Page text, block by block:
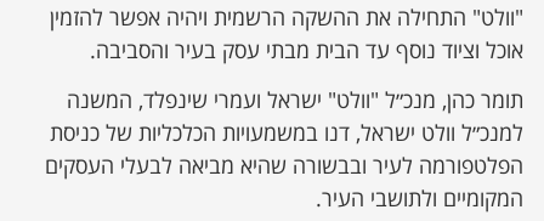
"וולט" התחילה את ההשקה הרשמית ויהיה אפשר להזמין
אוכל וציוד נוסף עד הבית מבתי עסק בעיר והסביבה.
תומר כהן, מנכ״ל "וולט" ישראל ועמרי שינפלד, המשנה
למנכ״ל וולט ישראל, דנו במשמעויות הכלכליות של כניסת
הפלטפורמה לעיר ובבשורה שהיא מביאה לבעלי העסקים
המקומיים ולתושבי העיר.